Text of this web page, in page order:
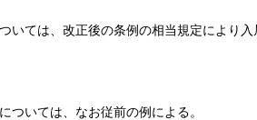
いては、改正後の条例の相当規定により入
ついては、なお従前の例による。